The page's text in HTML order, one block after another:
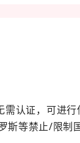
认证，可进行
等禁止/限制